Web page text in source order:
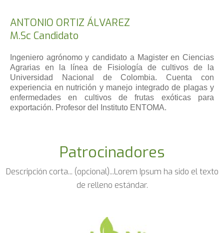
ANTONIO ORTIZ ÁLVAREZ
M.Sc Candidato
Ingeniero agrónomo y candidato a Magister en Ciencias
Agrarias en la línea de Fisiología de cultivos de la
Universidad Nacional de Colombia. Cuenta con
experiencia en nutrición y manejo integrado de plagas y
enfermedades en cultivos de frutas exóticas para
exportación. Profesor del Instituto ENTOMA.
Patrocinadores
Descripción corta... (opcional)...Lorem Ipsum ha sido el texto
de relleno estándar.